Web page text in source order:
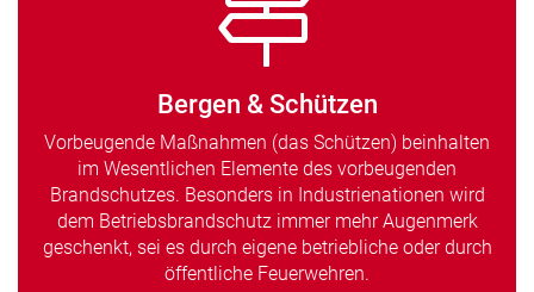
Bergen & Schützen
Vorbeugende Maßnahmen (das Schützen) beinhalten
im Wesentlichen Elemente des vorbeugenden
Brandschutzes. Besonders in Industrienationen wird
dem Betriebsbrandschutz immer mehr Augenmerk
geschenkt, sei es durch eigene betriebliche oder durch
öffentliche Feuerwehren.